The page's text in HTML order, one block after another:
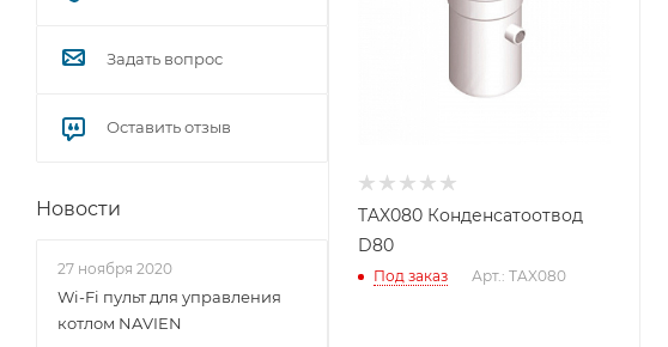
TAX080 Конденсатоотвод
D80
Под заказ Арт.: TAX080
Задать вопрос
Оставить отзыв
Новости
27 ноября 2020
Wi-Fi пульт для управления
котлом NAVIEN